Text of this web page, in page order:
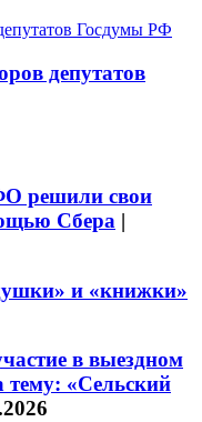
депутатов
решили свои
Сбера |
и «книжки»
в выездном
тему: «Сельский